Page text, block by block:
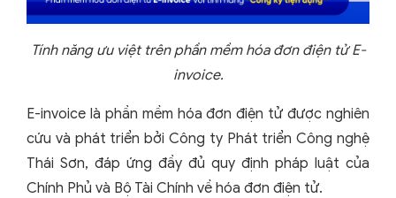
Tính năng ưu việt trên phần mềm hóa đơn điện tử E-
invoice.
E-invoice là phần mềm hóa đơn điện tử được nghiên
cứu và phát triển bởi Công ty Phát triển Công nghệ
Thái Sơn, đáp ứng đầy đủ quy định pháp luật của
Chính Phủ và Bộ Tài Chính về hóa đơn điện tử.